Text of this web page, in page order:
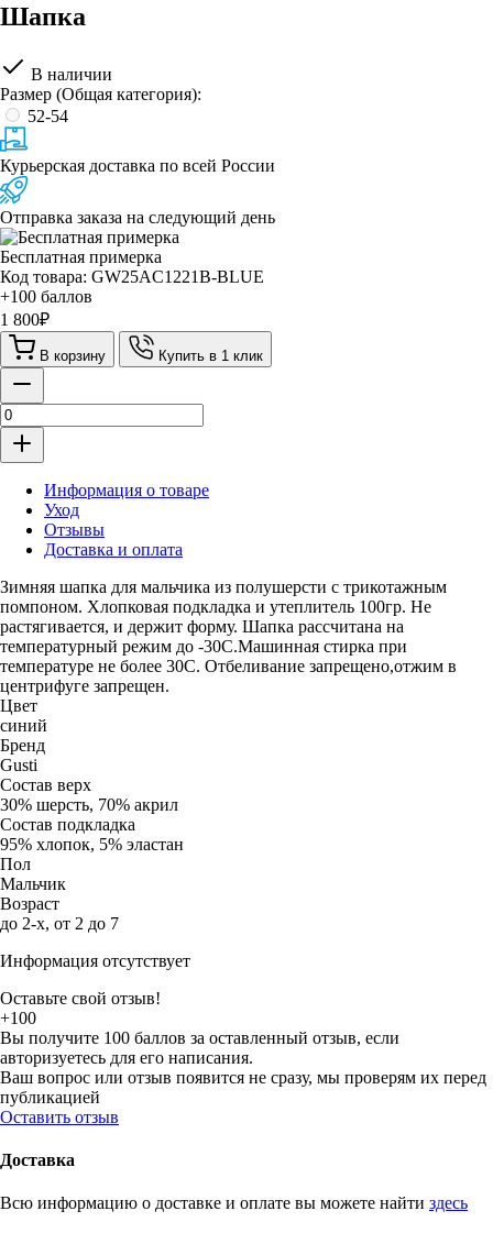
Шапка
В наличии
Размер (Общая категория):
52-54
Курьерская доставка по всей России
Отправка заказа на следующий день
Бесплатная примерка
Код товара: GW25AC1221B-BLUE
+100 баллов
1 800₽
В корзину Купить в 1 клик
Информация о товаре
Уход
Отзывы
Доставка и оплата
Зимняя шапка для мальчика из полушерсти с трикотажным
помпоном. Хлопковая подкладка и утеплитель 100гр. Не
растягивается, и держит форму. Шапка рассчитана на
температурный режим до -30С.Машинная стирка при
температуре не более 30С. Отбеливание запрещено,отжим в
центрифуге запрещен.
Цвет
синий
Бренд
Gusti
Состав верх
30% шерсть, 70% акрил
Состав подкладка
95% хлопок, 5% эластан
Пол
Мальчик
Возраст
до 2-х, от 2 до 7
Информация отсутствует
Оставьте свой отзыв!
+100
Вы получите 100 баллов за оставленный отзыв, если
авторизуетесь для его написания.
Ваш вопрос или отзыв появится не сразу, мы проверям их перед
публикацией
Оставить отзыв
Доставка
Всю информацию о доставке и оплате вы можете найти здесь